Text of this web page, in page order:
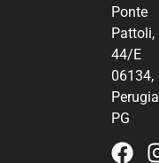
Ponte
Pattoli,
44/E
06134,
Perugia
PG